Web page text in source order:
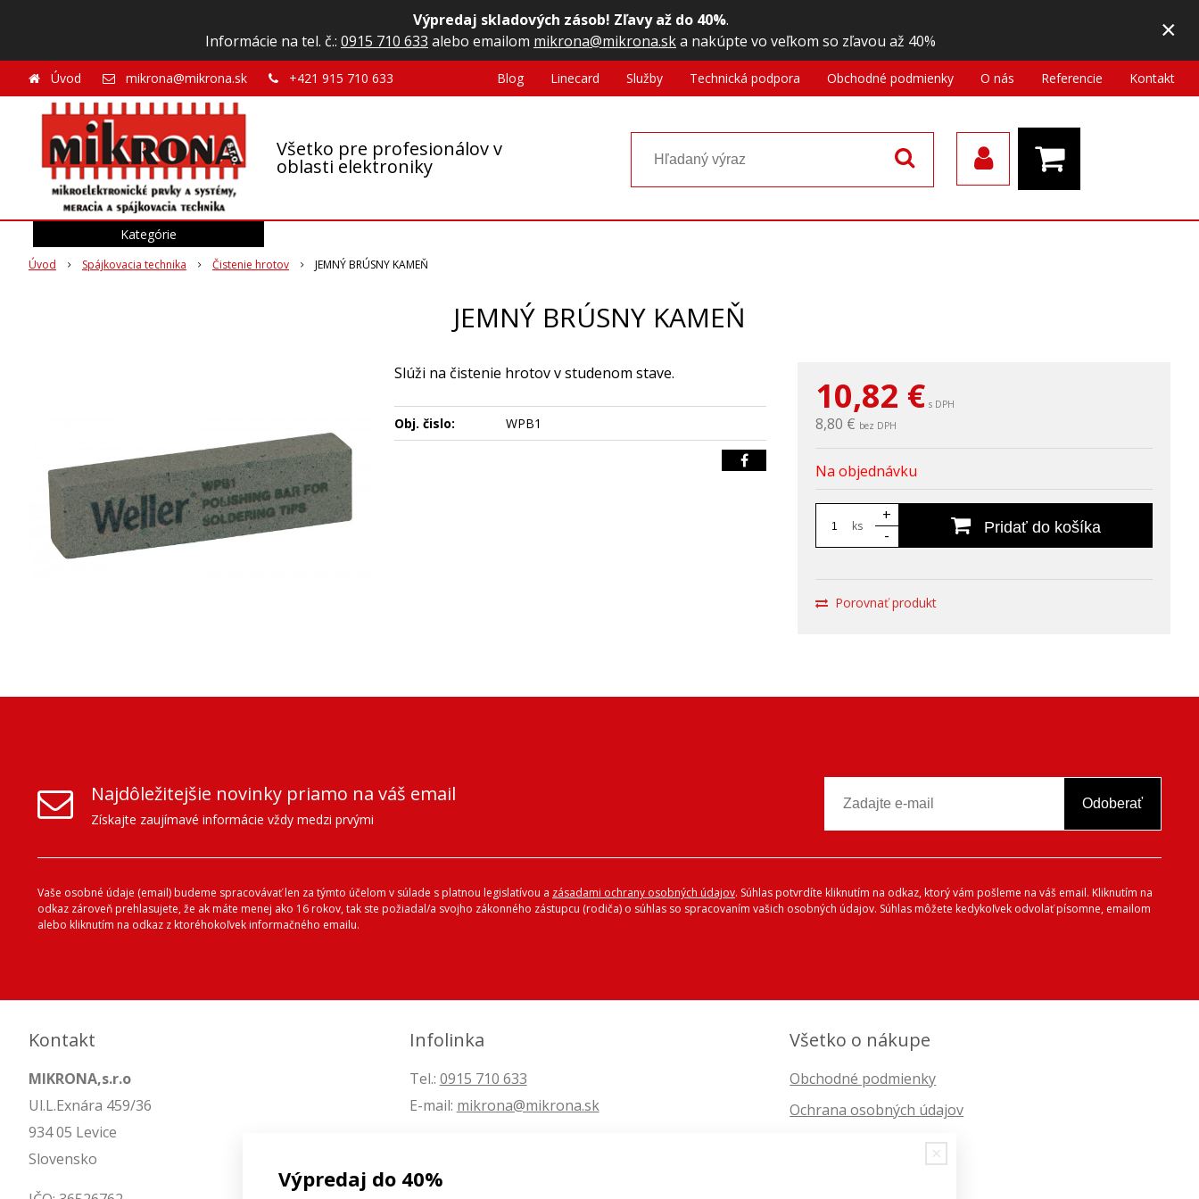
Výpredaj skladových zásob! Zľavy až do 40%.
Informácie na tel. č.: 0915 710 633 alebo emailom mikrona@mikrona.ska nakúpte vo veľkom so zľavou až 40% ×
Všetko pre profesionálov v
oblasti elektroniky
Úvod mikrona@mikrona.sk +421 915 710 633 Blog Linecard Služby Technická podpora Obchodné podmienky O nás Referencie Kontakt
Úvod Spájkovacia technika Čistenie hrotov JEMNÝ BRÚSNY KAMEŇ
JEMNÝ BRÚSNY KAMEŇ
10,82 € s DPH
8,80 € bez DPH
Na objednávku
ks
+
-
Pridať do košíka
Porovnať produkt
Slúži na čistenie hrotov v studenom stave.
Obj. čislo: WPB1
Kategórie
Najdôležitejšie novinky priamo na váš email
Získajte zaujímavé informácie vždy medzi prvými
Odoberať
Vaše osobné údaje (email) budeme spracovávať len za týmto účelom v súlade s platnou legislatívou a zásadami ochrany osobných údajov. Súhlas potvrdíte kliknutím na odkaz, ktorý vám pošleme na váš email. Kliknutím na
odkaz zároveň prehlasujete, že ak máte menej ako 16 rokov, tak ste požiadal/a svojho zákonného zástupcu (rodiča) o súhlas so spracovaním vašich osobných údajov. Súhlas môžete kedykoľvek odvolať písomne, emailom
alebo kliknutím na odkaz z ktoréhokoľvek informačného emailu.
Kontakt
MIKRONA,s.r.o
Ul.L.Exnára 459/36
934 05 Levice
Slovensko
Infolinka
Tel.: 0915 710 633
E-mail: mikrona@mikrona.sk
Všetko o nákupe
Obchodné podmienky
Ochrana osobných údajov
Výpredaj do 40%